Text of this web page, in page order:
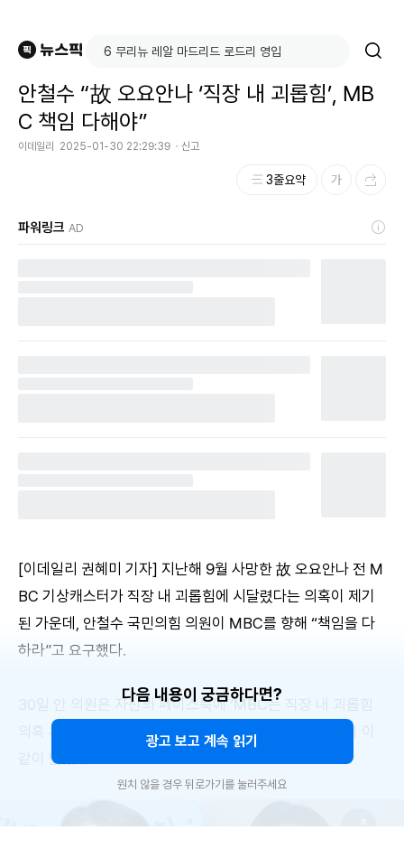
안철수 “故 오요안나 ‘직장 내 괴롭힘’, MB
C 책임 다해야”
이데일리 2025-01-30 22:29:39 신고
3줄요약
파워링크 AD
[이데일리 권혜미 기자] 지난해 9월 사망한 故 오요안나 전 M
BC 기상캐스터가 직장 내 괴롭힘에 시달렸다는 의혹이 제기
된 가운데, 안철수 국민의힘 의원이 MBC를 향해 “책임을 다
하라”고 요구했다.
30일 안 의원은 자신의 페이스북에 ‘MBC는 직장 내 괴롭힘
의혹 사건에 책임을 다해야 합니다’라는 제목의 글을 올려 이
같이 밝혔다.
다음 내용이 궁금하다면?
광고 보고 계속 읽기
원치 않을 경우 뒤로가기를 눌러주세요